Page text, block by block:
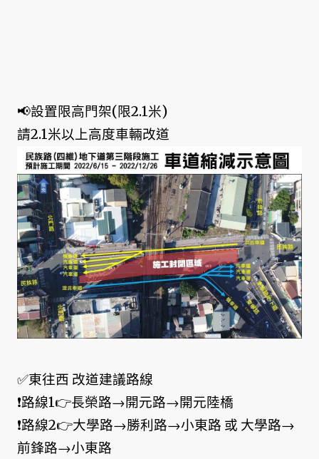
📢設置限高門架(限2.1米)
請2.1米以上高度車輛改道
✅東往西 改道建議路線
❗路線1👉長榮路→開元路→開元陸橋
❗路線2👉大學路→勝利路→小東路 或 大學路→
前鋒路→小東路